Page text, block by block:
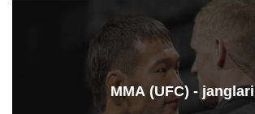
ММА (UFC) - janglari